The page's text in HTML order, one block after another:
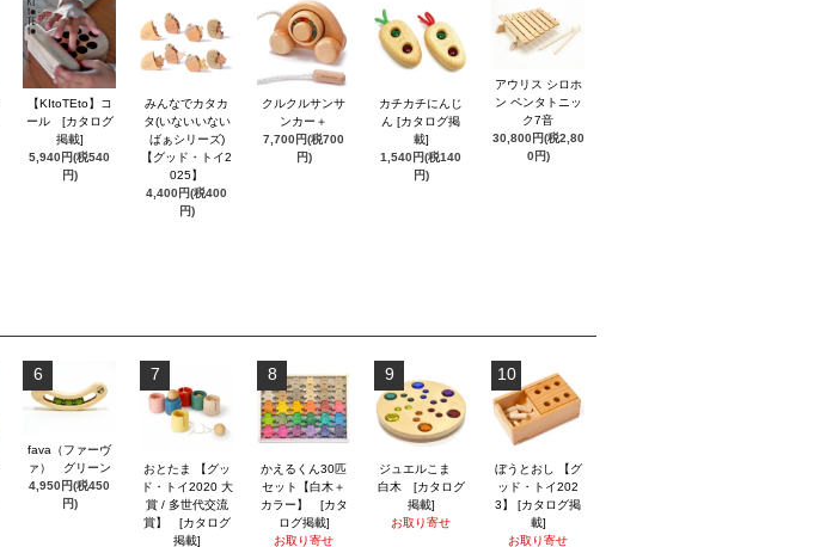
【KItoTEto】コ
ール [カタログ
掲載]
5,940円(税540
円)
みんなでカタカ
タ(いないいない
ばぁシリーズ)
【グッド・トイ2
025】
4,400円(税400
円)
クルクルサンサ
ンカー＋
7,700円(税700
円)
カチカチにんじ
ん [カタログ掲
載]
1,540円(税140
円)
アウリス シロホ
ン ペンタトニッ
ク7音
30,800円(税2,80
0円)
6
fava（ファーヴ
ァ） グリーン
4,950円(税450
円)
7
おとたま 【グッ
ド・トイ2020 大
賞 / 多世代交流
賞】 [カタログ
掲載]
8
かえるくん30匹
セット【白木＋
カラー】 [カタ
ログ掲載]
お取り寄せ
9
ジュエルこま
白木 [カタログ
掲載]
お取り寄せ
10
ぼうとおし 【グ
ッド・トイ202
3】 [カタログ掲
載]
お取り寄せ